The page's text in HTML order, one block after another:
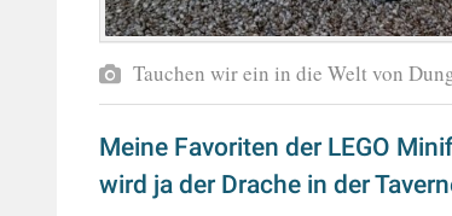
Tauchen wir ein in die Welt von
Meine Favoriten der LEGO
wird ja der Drache in der